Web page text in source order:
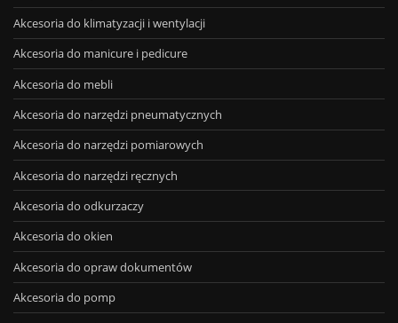
Akcesoria do klimatyzacji i wentylacji
Akcesoria do manicure i pedicure
Akcesoria do mebli
Akcesoria do narzędzi pneumatycznych
Akcesoria do narzędzi pomiarowych
Akcesoria do narzędzi ręcznych
Akcesoria do odkurzaczy
Akcesoria do okien
Akcesoria do opraw dokumentów
Akcesoria do pomp